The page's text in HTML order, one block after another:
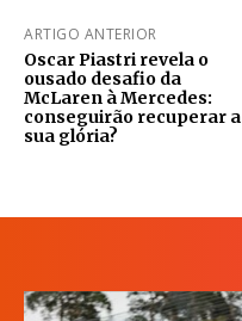
ARTIGO ANTERIOR
Oscar Piastri revela o
ousado desafio da
McLaren à Mercedes:
conseguirão recuperar a
sua glória?